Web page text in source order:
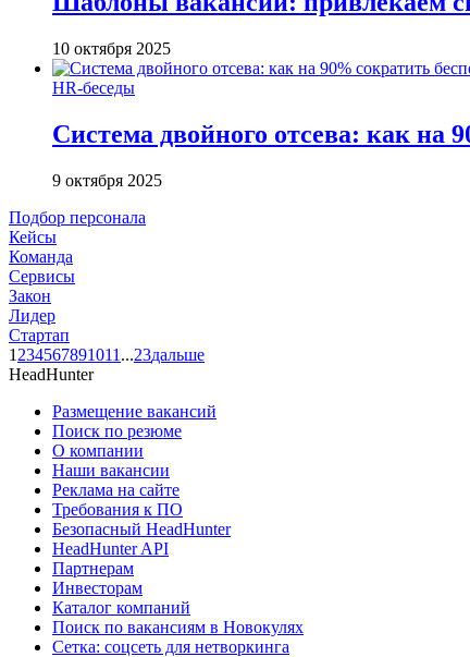
10 октября 2025
HR-беседы
Система двойного отсева: как на
9 октября 2025
Подбор персонала
Кейсы
Команда
Сервисы
Закон
Лидер
Стартап
1 234567891011 ...23дальше
HeadHunter
Размещение вакансий
Поиск по резюме
О компании
Наши вакансии
Реклама на сайте
Требования к ПО
Безопасный HeadHunter
HeadHunter API
Партнерам
Инвесторам
Каталог компаний
Поиск по вакансиям в Новокулях
Сетка: соцсеть для нетворкинга